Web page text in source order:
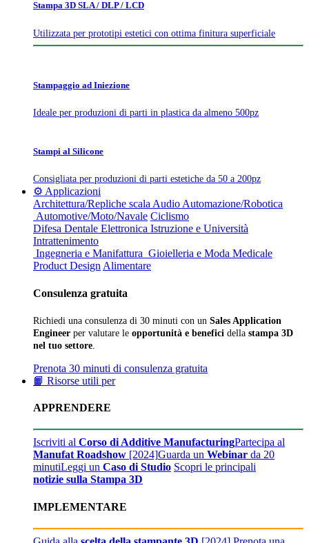
Stampa 3D SLA / DLP / LCD
Utilizzata per prototipi estetici con ottima finitura superficiale
Stampaggio ad Iniezione
Ideale per produzioni di parti in plastica da almeno 500pz
Stampi al Silicone
Consigliata per produzioni di parti estetiche da 50 a 200pz
⚙️ Applicazioni
Architettura/Repliche scala Audio Automazione/Robotica
Automotive/Moto/Navale Ciclismo
Difesa Dentale Elettronica Istruzione e Università
Intrattenimento
Ingegneria e Manifattura Gioielleria e Moda Medicale
Product Design Alimentare
Consulenza gratuita
Richiedi una consulenza di 30 minuti con un Sales Application
Engineer per valutare le opportunità e benefici della stampa 3D
nel tuo settore
Prenota 30 minuti di consulenza gratuita
📙 Risorse utili per
APPRENDERE
Iscriviti al Corso di Additive ManufacturingPartecipa al
Manufat Roadshow [2024]Guarda un Webinar da 20
minutiLeggi un Caso di Studio Scopri le principali
notizie sulla Stampa 3D
IMPLEMENTARE